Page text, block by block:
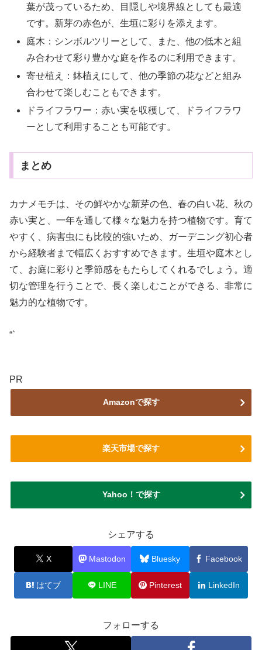
葉が茂っているため、目隠しや境界線としても最適
です。新芽の赤色が、生垣に彩りを添えます。
庭木：シンボルツリーとして、また、他の低木と組
み合わせて彩り豊かな庭を作るのに利用できます。
寄せ植え：鉢植えにして、他の季節の花などと組み
合わせて楽しむこともできます。
ドライフラワー：赤い実を収穫して、ドライフラワ
ーとして利用することも可能です。
まとめ
カナメモチは、その鮮やかな新芽の色、春の白い花、秋の
赤い実と、一年を通して様々な魅力を持つ植物です。育て
やすく、病害虫にも比較的強いため、ガーデニング初心者
から経験者まで幅広くおすすめできます。生垣や庭木とし
て、お庭に彩りと季節感をもたらしてくれるでしょう。適
切な管理を行うことで、長く楽しむことができる、非常に
魅力的な植物です。
“`
PR
Amazonで探す
楽天市場で探す
Yahoo！で探す
シェアする
X Mastodon Bluesky Facebook
はてブ LINE Pinterest LinkedIn
フォローする